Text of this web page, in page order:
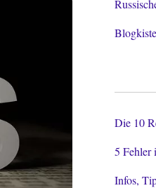
Blogkiste
Die 10
5 Fehler
Infos,